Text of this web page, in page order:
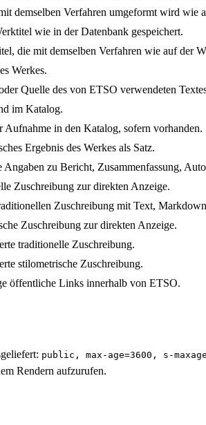
demselben Verfahren umgeformt wird wie
wie in der Datenbank gespeichert.
die mit demselben Verfahren wie auf der
Werkes.
Quelle des von ETSO verwendeten
im Katalog.
Aufnahme in den Katalog, sofern vorhanden.
Ergebnis des Werkes als Satz.
Angaben zu Bericht, Zusammenfassung,
Zuschreibung zur direkten Anzeige.
Zuschreibung mit Text,
Zuschreibung zur direkten Anzeige.
traditionelle Zuschreibung.
stilometrische Zuschreibung.
öffentliche Links innerhalb von ETSO.
public, max-age=3600, s-
Rendern aufzurufen.